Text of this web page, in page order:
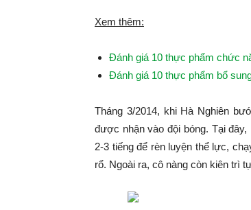
Xem thêm:
Đánh giá 10 thực phẩm chức
Đánh giá 10 thực phẩm bổ
Tháng 3/2014, khi Hà Nghiên
được nhận vào đội bóng. Tại
2-3 tiếng để rèn luyện thể lực,
rổ. Ngoài ra, cô nàng còn kiên trì